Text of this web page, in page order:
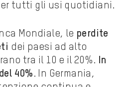
tutti gli usi quotidiani.
Mondiale, le perdite
dei paesi ad alto
tra il 10 e il 20%.
In
40% . In Germania,